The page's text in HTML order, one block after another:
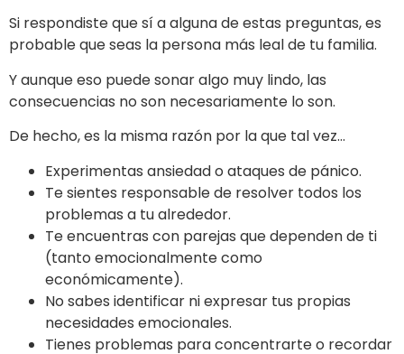
Si respondiste que sí a alguna de estas preguntas, es
probable que seas la persona más leal de tu familia.
Y aunque eso puede sonar algo muy lindo, las
consecuencias no son necesariamente lo son.
De hecho, es la misma razón por la que tal vez…
Experimentas ansiedad o ataques de pánico.
Te sientes responsable de resolver todos los
problemas a tu alrededor.
Te encuentras con parejas que dependen de ti
(tanto emocionalmente como
económicamente).
No sabes identificar ni expresar tus propias
necesidades emocionales.
Tienes problemas para concentrarte o recordar